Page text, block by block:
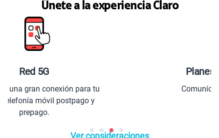
Únete a la experiencia Claro
Comunícate con todo el Perú y el
Ver consideraciones